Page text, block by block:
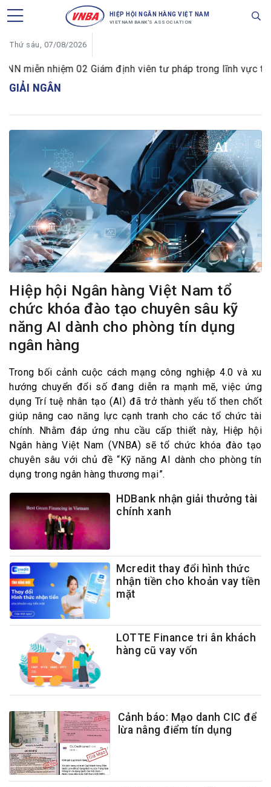
HIỆP HỘI NGÂN HÀNG VIỆT NAM
VIETNAM BANK'S ASSOCIATION
Thứ sáu, 07/08/2026
miễn nhiệm 02 Giám định viên tư pháp trong lĩnh vực tiền
GIẢI NGÂN
Hiệp hội Ngân hàng Việt Nam tổ
chức khóa đào tạo chuyên sâu kỹ
năng AI dành cho phòng tín dụng
ngân hàng
Trong bối cảnh cuộc cách mạng công nghiệp 4.0 và xu
hướng chuyển đổi số đang diễn ra mạnh mẽ, việc ứng
dụng Trí tuệ nhân tạo (AI) đã trở thành yếu tố then chốt
giúp nâng cao năng lực cạnh tranh cho các tổ chức tài
chính. Nhằm đáp ứng nhu cầu cấp thiết này, Hiệp hội
Ngân hàng Việt Nam (VNBA) sẽ tổ chức khóa đào tạo
chuyên sâu với chủ đề “Kỹ năng AI dành cho phòng tín
dụng trong ngân hàng thương mại”.
HDBank nhận giải thưởng tài
chính xanh
Mcredit thay đổi hình thức
nhận tiền cho khoản vay tiền
mặt
LOTTE Finance tri ân khách
hàng cũ vay vốn
Cảnh báo: Mạo danh CIC để
lừa nâng điểm tín dụng